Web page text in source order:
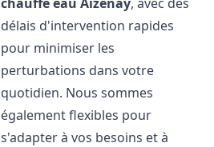
délais d'intervention rapides
pour minimiser les
perturbations dans votre
quotidien. Nous sommes
également flexibles pour
s'adapter à vos besoins et à